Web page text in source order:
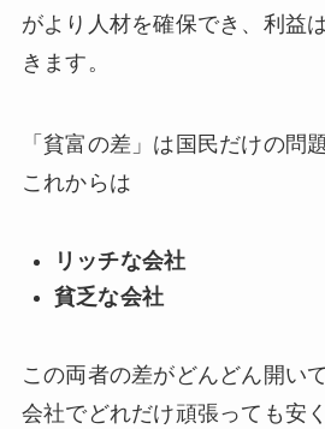
がより人材を確保でき、利益
きます。
「貧富の差」は国民だけの問
これからは
リッチな会社
貧乏な会社
この両者の差がどんどん開い
会社でどれだけ頑張っても安